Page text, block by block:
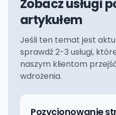
Zobacz usługi
artykułem
Jeśli ten temat jest
sprawdź 2-3 usługi,
naszym klientom
wdrożenia.
Pozycjonowanie